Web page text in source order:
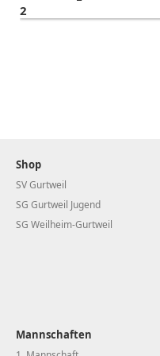
Shop
SV Gurtweil
SG Gurtweil Jugend
SG Weilheim-Gurtweil
Mannschaften